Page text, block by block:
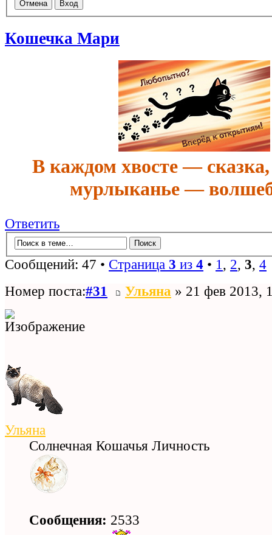
Кошечка Мари
В каждом хвосте —
мурлыканье —
Ответить
Сообщений: 47 • Страница 3 из 4 • 1 , 2, 3, 4
Номер поста:#31 Ульяна » 21 фев 2013,
Ульяна
Солнечная Кошачья Личность
Сообщения: 2533